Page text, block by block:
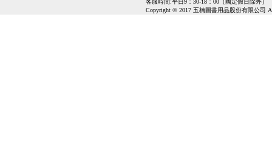
客服時間:平日9：30-18：00（國定假日除外）
Copyright © 2017 五楠圖書用品股份有限公司